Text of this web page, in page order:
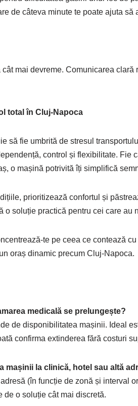
de câteva minute te poate ajuta să
mai devreme. Comunicarea clară
total în Cluj-Napoca
să fie umbrită de stresul
control și flexibilitate. Fie
o mașină potrivită îți simplifică
prioritizează confortul și
soluție practică pentru cei care au
te pe ceea ce contează
oraș dinamic precum Cluj-Napoca.
medicală se prelungește?
de disponibilitatea mașinii. Ideal
confirma extinderea fără costuri
mașinii la clinică, hotel sau altă
(în funcție de zonă și interval
o soluție cât mai discretă.